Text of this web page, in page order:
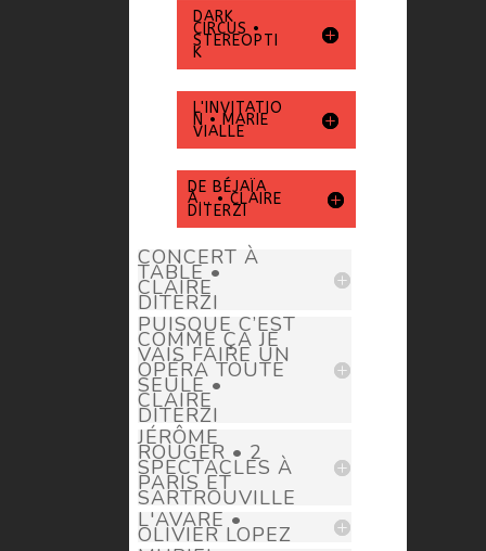
DARK
CIRCUS •
STEREOPTI
K
L'INVITATIO
N • MARIE
VIALLE
DE BÉJAÏA
À... • CLAIRE
DITERZI
CONCERT À
TABLE •
CLAIRE
DITERZI
PUISQUE C’EST
COMME ÇA JE
VAIS FAIRE UN
OPÉRA TOUTE
SEULE •
CLAIRE
DITERZI
JÉRÔME
ROUGER • 2
SPECTACLES À
PARIS ET
SARTROUVILLE
L'AVARE •
OLIVIER LOPEZ